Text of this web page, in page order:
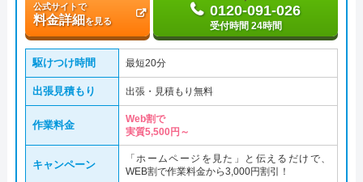
公式サイトで
料金詳細を見る
0120-091-026
受付時間 24時間
駆けつけ時間 最短20分
出張見積もり 出張・見積もり無料
作業料金
Web割で
実質5,500円～
キャンペーン
「ホームページを見た」と伝えるだけで、
WEB割で作業料金から3,000円割引！